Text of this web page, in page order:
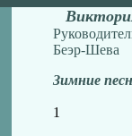
Беэр-Шева
Зимние
1